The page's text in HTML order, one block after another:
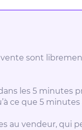
sont
les 5
ce que 5
au vendeur, qui